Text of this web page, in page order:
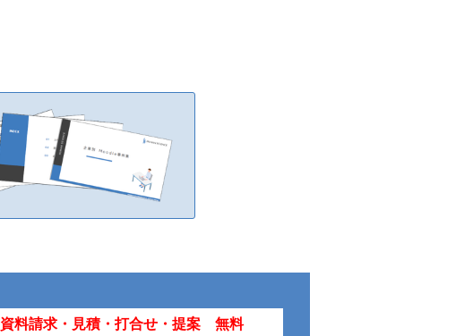
資料請求・見積・打合せ・提案 無料